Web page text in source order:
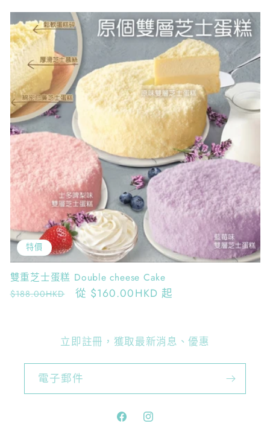
特價
雙重芝士蛋糕 Double cheese Cake
定
$188.00HKD
售
從 $160.00HKD 起
立即註冊，獲取最新消息、優惠
電子郵件
FacebookInstagram